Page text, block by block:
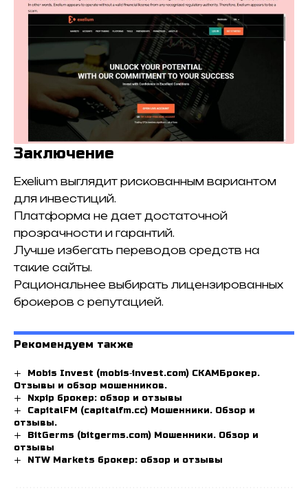
Заключение
Exelium выглядит рискованным вариантом
для инвестиций.
Платформа не дает достаточной
прозрачности и гарантий.
Лучше избегать переводов средств на
такие сайты.
Рациональнее выбирать лицензированных
брокеров с репутацией.
Рекомендуем также
Mobis Invest (mobis‑invest.com) СКАМБрокер.
Отзывы и обзор мошенников.
Nxpip брокер: обзор и отзывы
CapitalFM (capitalfm.cc) Мошенники. Обзор и
отзывы.
BitGerms (bitgerms.com) Мошенники. Обзор и
отзывы
NTW Markets брокер: обзор и отзывы